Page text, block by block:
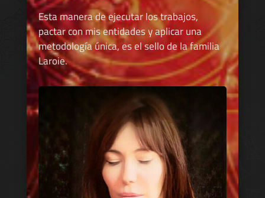
Esta manera de ejecutar los trabajos,
pactar con mis entidades y aplicar una
metodología única, es el sello de la familia
Laroie.